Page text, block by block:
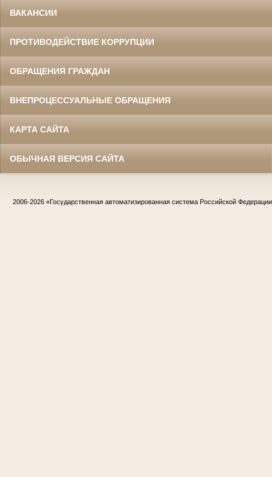
ВАКАНСИИ
ПРОТИВОДЕЙСТВИЕ КОРРУПЦИИ
ОБРАЩЕНИЯ ГРАЖДАН
ВНЕПРОЦЕССУАЛЬНЫЕ ОБРАЩЕНИЯ
КАРТА САЙТА
ОБЫЧНАЯ ВЕРСИЯ САЙТА
2006-2026 «Государственная автоматизированная система Российской